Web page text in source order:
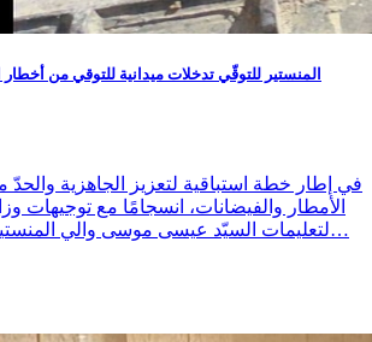
المنستير للتوقّي تدخلات ميدانية للتوقي من
في إطار خطة استباقية لتعزيز الجاهزية
الأمطار والفيضانات، انسجامًا مع توجيهات
لتعليمات السيّد عيسى موسى والي المنستير، وبإشراف ومتابعة…